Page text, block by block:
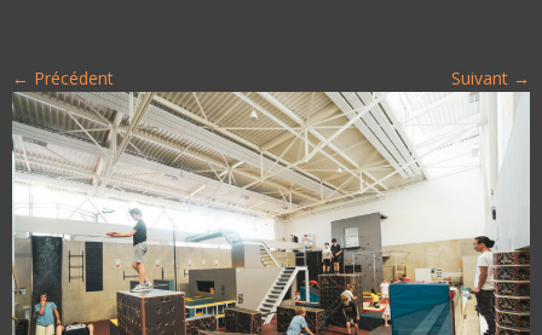
← Précédent Suivant →